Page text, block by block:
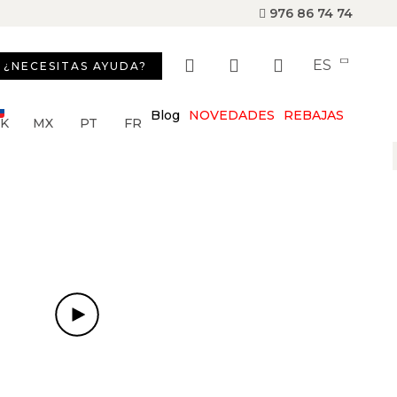
976 86 74 74
¿NECESITAS AYUDA? ES
MX PT FR Blog NOVEDADES REBAJAS